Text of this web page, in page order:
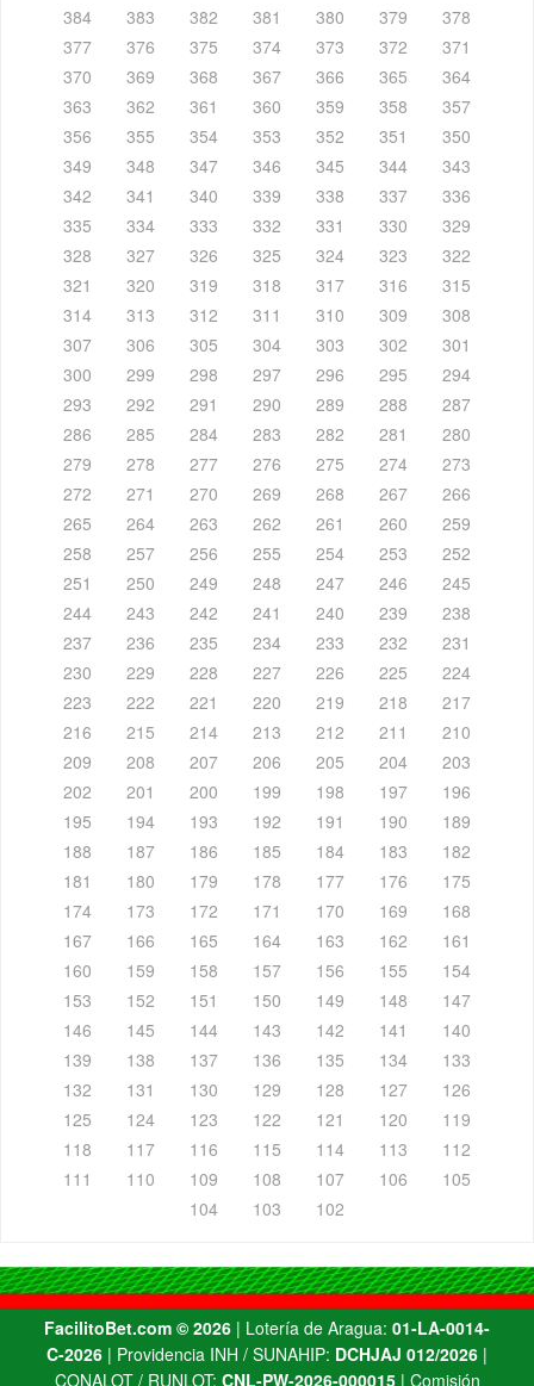
384
383 382 381 380 379
378
377
376 375 374 373 372
371
370
369 368 367 366 365
364
363
362 361 360 359 358
357
356
355 354 353 352 351
350
349
348 347 346 345 344
343
342
341 340 339 338 337
336
335
334 333 332 331 330
329
328
327 326 325 324 323
322
321
320 319 318 317 316
315
314
313 312 311 310 309
308
307
306 305 304 303 302
301
300
299 298 297 296 295
294
293
292 291 290 289 288
287
286
285 284 283 282 281
280
279
278 277 276 275 274
273
272
271 270 269 268 267
266
265
264 263 262 261 260
259
258
257 256 255 254 253
252
251
250 249 248 247 246
245
244
243 242 241 240 239
238
237
236 235 234 233 232
231
230
229 228 227 226 225
224
223
222 221 220 219 218
217
216
215 214 213 212 211
210
209
208 207 206 205 204
203
202
201 200 199 198 197
196
195
194 193 192 191 190
189
188
187 186 185 184 183
182
181
180 179 178 177 176
175
174
173 172 171 170 169
168
167
166 165 164 163 162
161
160
159 158 157 156 155
154
153
152 151 150 149 148
147
146
145 144 143 142 141
140
139
138 137 136 135 134
133
132
131 130 129 128 127
126
125
124 123 122 121 120
119
118
117 116 115 114 113
112
111
110 109 108 107 106
105
104
103 102
FacilitoBet.com ©️ 2026 | Lotería de Aragua: 01-LA-0014-
C-2026 | Providencia INH / SUNAHIP: DCHJAJ 012/2026 |
CONALOT / RUNLOT: CNL-PW-2026-000015| Comisión